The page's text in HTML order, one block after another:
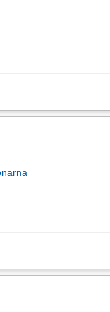
celów sprzedażowych
dziale oraz zdobywać